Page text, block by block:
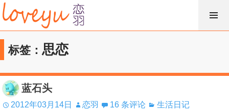
跳
过
内
容标签： 思恋
蓝石头
2012年03月14日 恋羽 16 条评论 生活日记